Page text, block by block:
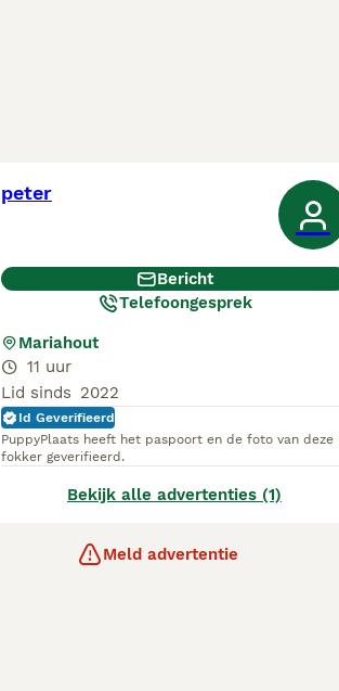
peter
Bericht
Telefoongesprek
Mariahout
11 uur
Lid sinds 2022
Id Geverifieerd
PuppyPlaats heeft het paspoort en de foto van deze
fokker geverifieerd.
Bekijk alle advertenties (1)
Meld advertentie